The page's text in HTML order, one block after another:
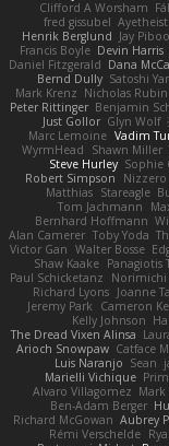
Clifford A Worsham
fred gissubel Ayetheist
Henrik Berglund Jay
Francis Boyle Devin Harris
Daniel Fitzgerald Dana
Bernd Dully Satoshi
Mark Krenz Nicholas Rubin
Peter Rittinger Benjamin
Just Gollor Glyn Wolf
Marc Lemoine Vadim
WyrmHead
Shawn Miller
Steve Hurley Sophie
Robert Simpson
Nizzero
Matthias Stareagle
Tom Jachmann
Bernhard Hoffmann
Alan Camerer Toby Yoda
Victor Gan Walter Bosse
Shaw Kaake Panagiotis
Paul Schicketanz
Norimichi
Richard Lyons Joanne
Jeremy Park
Cameron
Kelly Johnson
The Dread Vixen Alinsa
Arioch Snowpaw Catface
Luis Naranjo Sean
Marielli Vichique
Alvaro Villagomez
Ben-Adam Berger
Richard McGowan Aubrey
Rémi Verschelde